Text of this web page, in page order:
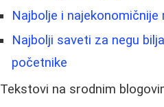
Najbolje i
Najbolji saveti za negu
početnike
Tekstovi na srodnim